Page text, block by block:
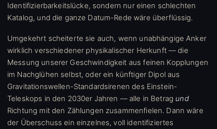
Identifizierbarkeitslücke, sondern nur einen schlechten
Katalog, und die ganze Datum-Rede wäre überflüssig.
Umgekehrt scheiterte sie auch, wenn unabhängige Anker
wirklich verschiedener physikalischer Herkunft — die
Messung unserer Geschwindigkeit aus feinen Kopplungen
im Nachglühen selbst, oder ein künftiger Dipol aus
Gravitationswellen-Standardsirenen des Einstein-
Teleskops in den 2030er Jahren — alle in Betrag und
Richtung mit den Zählungen zusammenfielen. Dann wäre
der Überschuss ein einzelnes, voll identifiziertes